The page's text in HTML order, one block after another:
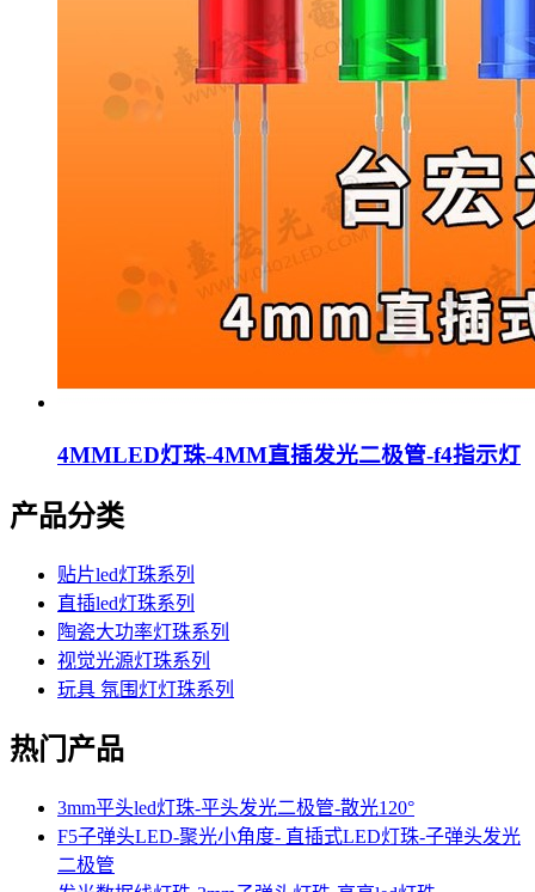
4MMLED灯珠-4MM直插发光二极管-f4指示灯
产品分类
贴片led灯珠系列
直插led灯珠系列
陶瓷大功率灯珠系列
视觉光源灯珠系列
玩具 氛围灯灯珠系列
热门产品
3mm平头led灯珠-平头发光二极管-散光120°
F5子弹头LED-聚光小角度- 直插式LED灯珠-子弹头发光
二极管